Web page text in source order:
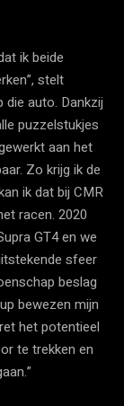
ik beide
stelt
die auto. Dankzij
puzzelstukjes
aan het
Zo krijg ik de
ik dat bij CMR
racen. 2020
GT4 en we
sfeer
beslag
bewezen mijn
het potentieel
te trekken en